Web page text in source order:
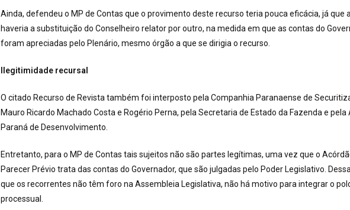
Ainda, defendeu o MP de Contas que o provimento deste recurso teria pouca eficácia, já que
haveria a substituição do Conselheiro relator por outro, na medida em que as contas do
foram apreciadas pelo Plenário, mesmo órgão a que se dirigia o recurso.
Ilegitimidade recursal
O citado Recurso de Revista também foi interposto pela Companhia Paranaense de
Mauro Ricardo Machado Costa e Rogério Perna, pela Secretaria de Estado da Fazenda e pela
Paraná de Desenvolvimento.
Entretanto, para o MP de Contas tais sujeitos não são partes legítimas, uma vez que o
Parecer Prévio trata das contas do Governador, que são julgadas pelo Poder Legislativo.
que os recorrentes não têm foro na Assembleia Legislativa, não há motivo para integrar o
processual.